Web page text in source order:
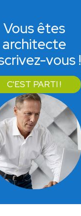
Vous êtes
architecte
vous !
C'EST PARTI !